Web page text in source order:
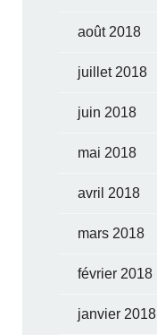
août 2018
juillet 2018
juin 2018
mai 2018
avril 2018
mars 2018
février 2018
janvier 2018